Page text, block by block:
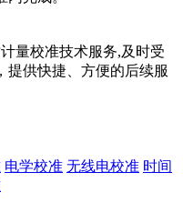
量校准技术服务,及时受
提供快捷、方便的后续服
电学校准 无线电校准 时间